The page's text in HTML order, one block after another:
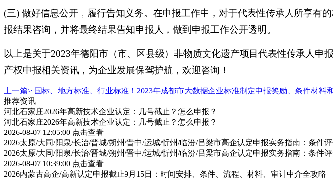
(三) 做好信息公开，履行告知义务。在申报工作中，对于代表性传承人所享有
报结果咨询，并将最终结果告知申报人，做到申报工作公开透明。
以上是关于2023年德阳市（市、区县级）非物质文化遗产项目代表性传承人
产权申报相关资讯，为企业发展保驾护航，欢迎咨询！
上一篇> 国标、地方标准、行业标准！2023年成都市大数据企业标准制定申报奖励、条件材料
推荐资讯
河北石家庄2026年高新技术企业认定：几号截止？怎么申报？
河北石家庄2026年高新技术企业认定：几号截止？怎么申报？
2026-08-07 12:05:00 点击查看
2026太原/大同/阳泉/长治/晋城/朔州/晋中/运城/忻州/临汾/吕梁市高企认定申报实务指南：条件
2026太原/大同/阳泉/长治/晋城/朔州/晋中/运城/忻州/临汾/吕梁市高企认定申报实务指南：条件
2026-08-07 10:39:00 点击查看
2026内蒙古高企/高新认定申报截止9月15日：时间安排、条件、流程、材料、审计中介全攻略